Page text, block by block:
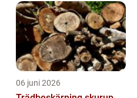
06 juni 2026